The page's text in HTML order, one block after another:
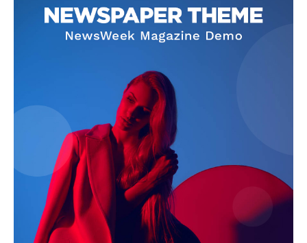
SUBSCRIBE NOW
Company
Contact us
Subscription Plans
My account
Quintana Roo
Cancún